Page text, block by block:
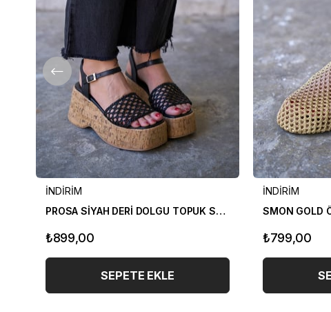
İNDİRİM
PROSA SİYAH DERİ DOLGU TOPUK SANDALET
₺899,00
SEPETE EKLE
İNDİRİM
SMON GOLD
₺799,00